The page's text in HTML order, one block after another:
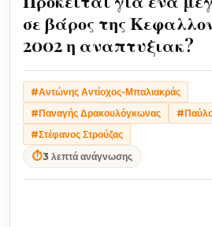
σε βάρος της
2002 η αναπτυξιακ?
#Αντώνης Αντίοχος-Μπαλιακράς
#Παναγής Δρακουλόγκωνας
#Στέφανος Στρούζας
⏱3 λεπτά ανάγνωσης